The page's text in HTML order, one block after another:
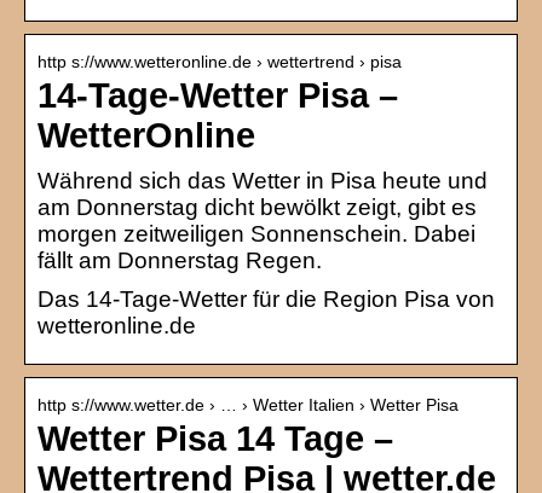
http s://www.wetteronline.de › wettertrend › pisa
14-Tage-Wetter Pisa –
WetterOnline
Während sich das Wetter in Pisa heute und
am Donnerstag dicht bewölkt zeigt, gibt es
morgen zeitweiligen Sonnenschein. Dabei
fällt am Donnerstag Regen.
Das 14-Tage-Wetter für die Region Pisa von
wetteronline.de
http s://www.wetter.de › … › Wetter Italien › Wetter Pisa
Wetter Pisa 14 Tage –
Wettertrend Pisa | wetter.de